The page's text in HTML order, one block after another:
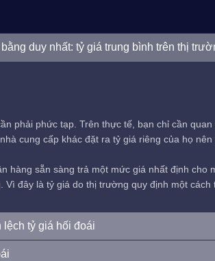
duy nhất: tỷ giá trung bình trên thị
phải phức tạp. Trên thực tế, bạn chỉ cần
cung cấp khác đặt ra tỷ giá riêng của họ
hàng sẵn sàng trả một mức giá nhất định
Vì đây là tỷ giá do thị trường quy định một cách
lệch tỷ giá hối đoái